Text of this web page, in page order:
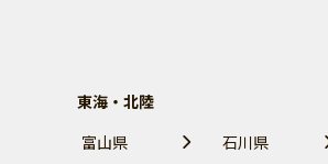
東海・北陸
富山県
石川県